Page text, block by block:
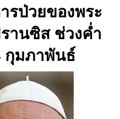
รป่วยของพระ
านซิส ช่วงค่ำ
กุมภาพันธ์